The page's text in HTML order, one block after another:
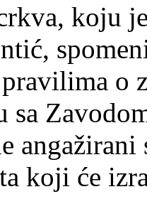
koju
o
sa
koji će